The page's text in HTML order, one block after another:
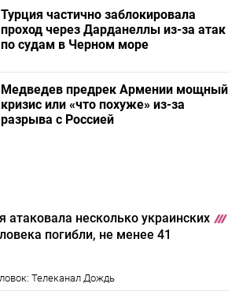
Турция частично заблокировала
проход через Дарданеллы из-за атак
по судам в Черном море
Медведев предрек Армении мощный
кризис или «что похуже» из-за
разрыва с Россией